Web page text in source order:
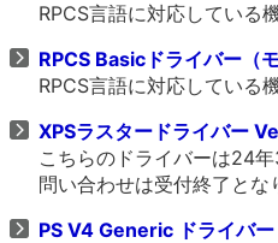
RPCS言語に対応している
RPCS Basicドライバー（
RPCS言語に対応している
XPSラスタードライバー
こちらのドライバーは24
問い合わせは受付終了とな
PS V4 Generic ドライバ